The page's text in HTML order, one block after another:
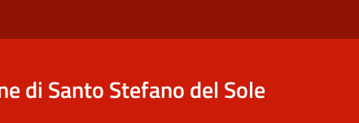
di Santo Stefano del Sole